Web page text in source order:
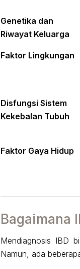
Genetika dan
Riwayat Keluarga
Faktor Lingkungan
Disfungsi Sistem
Kekebalan Tubuh
Faktor Gaya Hidup
Bagaimana
Mendiagnosis IBD
Namun, ada